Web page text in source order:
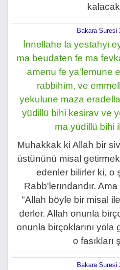
Bakara Suresi
İnnellahe la yestahyi
ma beudaten fe ma
amenu fe ya'lemune
rabbihim, ve
yekulune maza
yüdillü bihi kesirav ve
ma yüdillü bihi
Muhakkak ki Allah bir
üstününü misal
edenler bilirler ki, o
Rabb'lerındandır.
"Allah böyle bir misal
derler. Allah onunla
onunla birçoklarını yola
o fasıkları
Bakara Suresi